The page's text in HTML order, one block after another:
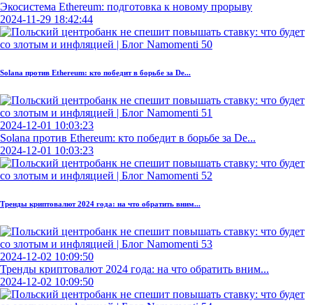
Экосистема Ethereum: подготовка к новому прорыву
2024-11-29 18:42:44
Solana против Ethereum: кто победит в борьбе за De...
2024-12-01 10:03:23
Solana против Ethereum: кто победит в борьбе за De...
2024-12-01 10:03:23
Тренды криптовалют 2024 года: на что обратить вним...
2024-12-02 10:09:50
Тренды криптовалют 2024 года: на что обратить вним...
2024-12-02 10:09:50